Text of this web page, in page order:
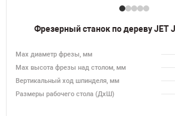
Фрезерный станок по дереву JET
Max диаметр фрезы, мм
Мах высота фрезы над столом, мм
Вертикальный ход шпинделя, мм
Размеры рабочего стола (ДхШ)